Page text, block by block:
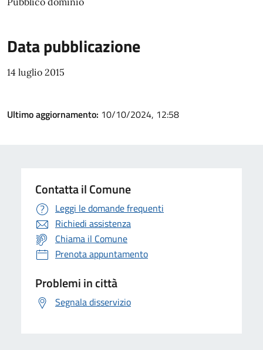
Data pubblicazione
14 luglio 2015
Ultimo aggiornamento: 10/10/2024, 12:58
Contatta il Comune
Leggi le domande frequenti
Richiedi assistenza
Chiama il Comune
Prenota appuntamento
Problemi in città
Segnala disservizio